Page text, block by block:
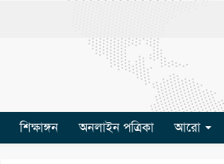
শিক্ষাঙ্গন অনলাইন পত্রিকা আরো